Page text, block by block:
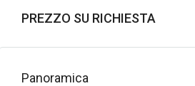
PREZZO SU RICHIESTA
Panoramica